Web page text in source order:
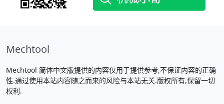
Mechtool
Mechtool 简体中文版提供的内容仅用于提供参考,不保证内容的正确
性.通过使用本站内容随之而来的风险与本站无关.版权所有,保留一切
权利.